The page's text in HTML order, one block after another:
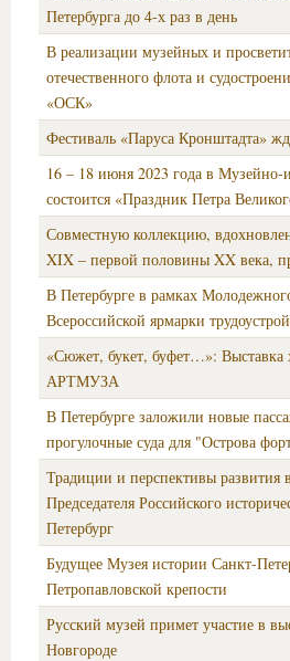
Петербурга до 4-х раз в день
В реализации музейных и
отечественного флота и
«ОСК»
Фестиваль «Паруса Кронштадта»
16 – 18 июня 2023 года в Музейно-
состоится «Праздник Петра
Совместную коллекцию,
XIX – первой половины XX века,
В Петербурге в рамках
Всероссийской ярмарки
«Сюжет, букет, буфет…»:
АРТМУЗА
В Петербурге заложили новые
прогулочные суда для "Острова
Традиции и перспективы развития
Председателя Российского
Петербург
Будущее Музея истории Санкт-
Петропавловской крепости
Русский музей примет участие в
Новгороде